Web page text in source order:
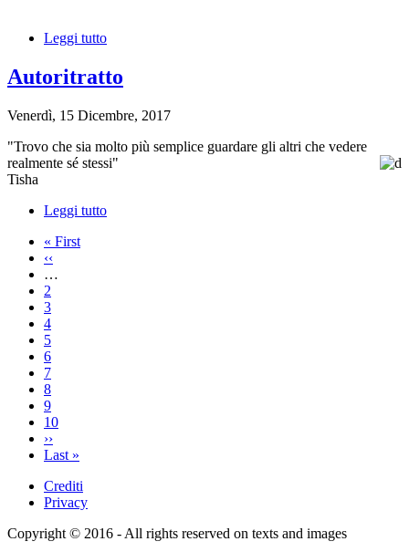
Leggi tutto
dipingere
un
a
Autoritratto
Venerdì, 15 Dicembre, 2017
"Trovo che sia molto più semplice guardare gli altri che vedere
realmente sé stessi"
Tisha
Leggi tutto
Pagination
First
page
« First
Previous
page
‹‹
…
Page
2
Page
3
Page
4
Page
5
Page
6
Page
7
Pagina
attuale
8
Page
9
Page
10
Next
page
››
Last
Last »
Footer
menu
Crediti
Privacy
Copyright © 2016 - All rights reserved on texts and images